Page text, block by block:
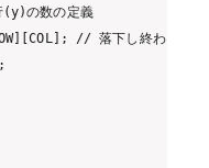
の数の定義
// 落下し終わったミノ